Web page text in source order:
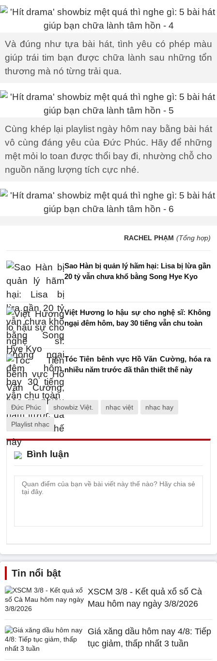
Và đúng như tựa bài hát, tình yêu có phép màu
giúp trái tim bạn được chữa lành sau những tổn
thương mà nó từng trải qua.
Cùng khép lại playlist ngày hôm nay bằng bài hát
vô cùng đáng yêu của Đức Phúc. Hãy để những
mệt mỏi lo toan được thổi bay đi, nhường chỗ cho
nguồn năng lượng tích cực nhé.
RACHEL PHẠM (Tổng hợp)
Sao Hàn bị quản lý hãm hại: Lisa bị lừa gần
20 tỷ vẫn chưa khổ bằng Song Hye Kyo
Việt Hương lo hậu sự cho nghệ sĩ: Không
ngại đêm hôm, bay 30 tiếng vẫn chu toàn
Tóc Tiên bênh vực Hồ Văn Cường, hóa ra
nhiều năm trước đã thân thiết thế này
Đức Phúc showbiz Việt. nhạc việt nhạc hay
Playlist nhạc
Bình luận
Tin nổi bật
XSCM 3/8 - Kết quả xổ số Cà
Mau hôm nay ngày 3/8/2026
Giá xăng dầu hôm nay 4/8: Tiếp
tục giảm, thấp nhất 3 tuần